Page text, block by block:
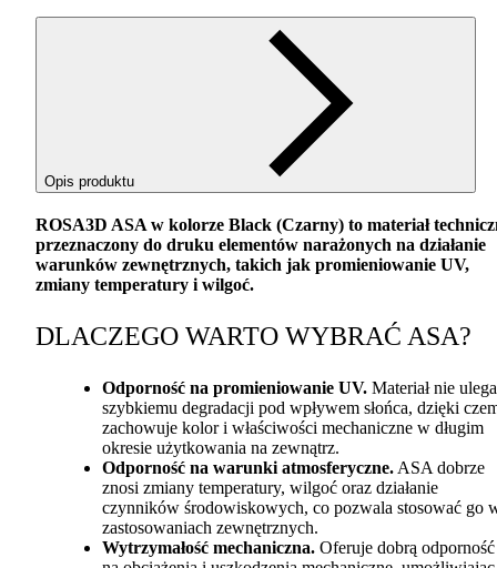
Opis produktu
ROSA3D ASA w kolorze Black (Czarny) to materiał
przeznaczony do druku elementów narażonych na działanie
warunków zewnętrznych, takich jak promieniowanie UV,
zmiany temperatury i wilgoć.
DLACZEGO WARTO WYBRAĆ ASA?
Odporność na promieniowanie UV. Materiał nie ulega
szybkiemu degradacji pod wpływem słońca, dzięki
zachowuje kolor i właściwości mechaniczne w długim
okresie użytkowania na zewnątrz.
Odporność na warunki atmosferyczne. ASA dobrze
znosi zmiany temperatury, wilgoć oraz działanie
czynników środowiskowych, co pozwala stosować go
zastosowaniach zewnętrznych.
Wytrzymałość mechaniczna. Oferuje dobrą odporność